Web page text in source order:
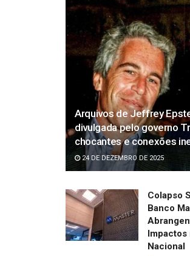
Arquivos de Jeffrey
divulgada pelo governo
chocantes e conexões
24 DE DEZEMBRO DE 2025
Colapso
Banco
Impactos
Nacional